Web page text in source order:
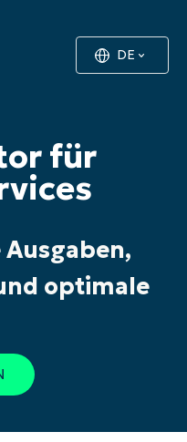
für
optimale
DE